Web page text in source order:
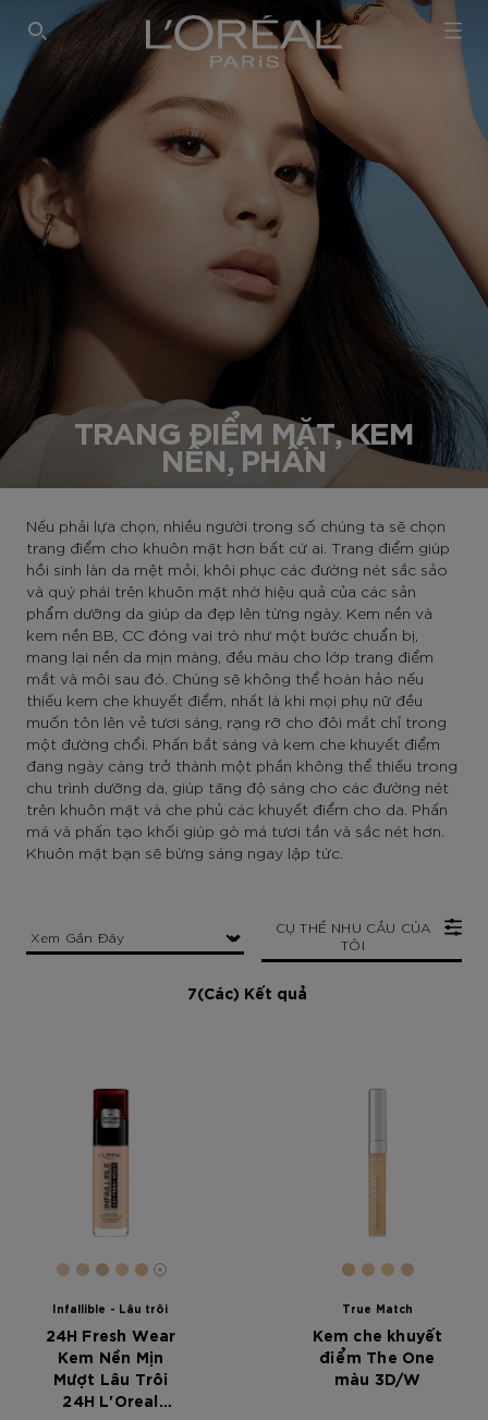
SEARCH THIS SITE
TRANG ĐIỂM MẶT, KEM
NỀN, PHẤN
Nếu phải lựa chọn, nhiều người trong số chúng ta sẽ chọn
trang điểm cho khuôn mặt hơn bất cứ ai. Trang điểm giúp
hồi sinh làn da mệt mỏi, khôi phục các đường nét sắc sảo
và quý phái trên khuôn mặt nhờ hiệu quả của các sản
phẩm dưỡng da giúp da đẹp lên từng ngày. Kem nền và
kem nền BB, CC đóng vai trò như một bước chuẩn bị,
mang lại nền da mịn màng, đều màu cho lớp trang điểm
mắt và môi sau đó. Chúng sẽ không thể hoàn hảo nếu
thiếu kem che khuyết điểm, nhất là khi mọi phụ nữ đều
muốn tôn lên vẻ tươi sáng, rạng rỡ cho đôi mắt chỉ trong
một đường chổi. Phấn bắt sáng và kem che khuyết điểm
đang ngày càng trở thành một phần không thể thiếu trong
chu trình dưỡng da, giúp tăng độ sáng cho các đường nét
trên khuôn mặt và che phủ các khuyết điểm cho da. Phấn
má và phấn tạo khối giúp gò má tươi tắn và sắc nét hơn.
Khuôn mặt bạn sẽ bừng sáng ngay lập tức.
7(Các) Kết quả
CỤ THỂ NHU CẦU CỦA
TÔI
[Color]: #EECBB2
[Color]: #E2C6AB
[Color]: #D2B79F
[Color]: #E9CAAE
[Color]: #E8BC9A
More shades are available
Infallible - Lâu trôi
24H Fresh Wear
Kem Nền Mịn
Mượt Lâu Trôi
24H L'Oreal
[Color]:
[Color]:
[Color]:
[Color]:
True Match
Kem che khuyết
điểm The One
màu 3D/W